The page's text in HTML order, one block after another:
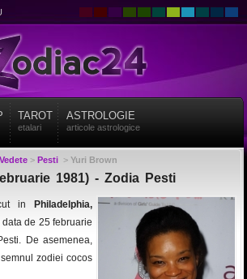
TAROT
etalari
ASTROLOGIE
articole astrologice
> Pesti> Yuri Brown
1981) - Zodia Pesti
in
Philadelphia,
data de 25 februarie
De asemenea,
zodiei cocos